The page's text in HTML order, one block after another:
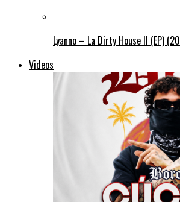
Lyanno – La Dirty House ll (EP)
Videos